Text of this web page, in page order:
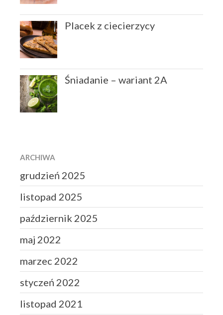
Placek z ciecierzycy
Śniadanie – wariant 2A
ARCHIWA
grudzień 2025
listopad 2025
październik 2025
maj 2022
marzec 2022
styczeń 2022
listopad 2021